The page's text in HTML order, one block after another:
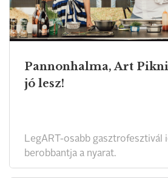
Pannonhalma, Art
jó lesz!
LegART-osabb gasztrofesztivál
berobbantja a nyarat.